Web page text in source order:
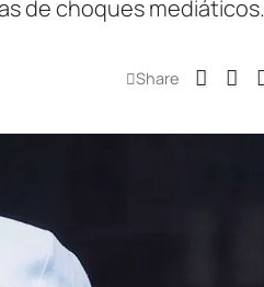
de choques mediáticos.
Share